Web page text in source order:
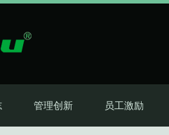
管理创新 员工激励